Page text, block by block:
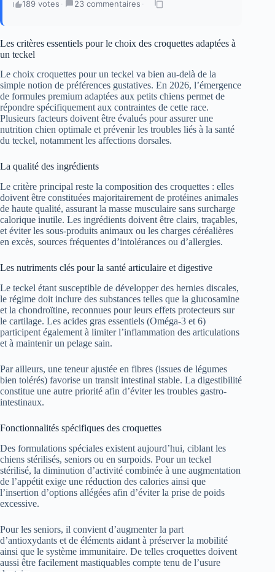
189 votes · 23 commentaires ·
Les critères essentiels pour le choix des croquettes adaptées à
un teckel
Le choix croquettes pour un teckel va bien au-delà de la
simple notion de préférences gustatives. En 2026, l’émergence
de formules premium adaptées aux petits chiens permet de
répondre spécifiquement aux contraintes de cette race.
Plusieurs facteurs doivent être évalués pour assurer une
nutrition chien optimale et prévenir les troubles liés à la santé
du teckel, notamment les affections dorsales.
La qualité des ingrédients
Le critère principal reste la composition des croquettes : elles
doivent être constituées majoritairement de protéines animales
de haute qualité, assurant la masse musculaire sans surcharge
calorique inutile. Les ingrédients doivent être clairs, traçables,
et éviter les sous-produits animaux ou les charges céréalières
en excès, sources fréquentes d’intolérances ou d’allergies.
Les nutriments clés pour la santé articulaire et digestive
Le teckel étant susceptible de développer des hernies discales,
le régime doit inclure des substances telles que la glucosamine
et la chondroïtine, reconnues pour leurs effets protecteurs sur
le cartilage. Les acides gras essentiels (Oméga-3 et 6)
participent également à limiter l’inflammation des articulations
et à maintenir un pelage sain.
Par ailleurs, une teneur ajustée en fibres (issues de légumes
bien tolérés) favorise un transit intestinal stable. La digestibilité
constitue une autre priorité afin d’éviter les troubles gastro-
intestinaux.
Fonctionnalités spécifiques des croquettes
Des formulations spéciales existent aujourd’hui, ciblant les
chiens stérilisés, seniors ou en surpoids. Pour un teckel
stérilisé, la diminution d’activité combinée à une augmentation
de l’appétit exige une réduction des calories ainsi que
l’insertion d’options allégées afin d’éviter la prise de poids
excessive.
Pour les seniors, il convient d’augmenter la part
d’antioxydants et de éléments aidant à préserver la mobilité
ainsi que le système immunitaire. De telles croquettes doivent
aussi être facilement mastiquables compte tenu de l’usure